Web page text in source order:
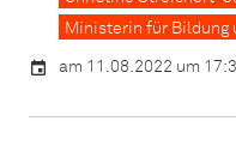
Ministerin für Bildung
am 11.08.2022 um